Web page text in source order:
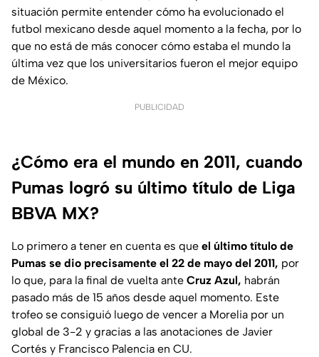
situación permite entender cómo ha evolucionado el
futbol mexicano desde aquel momento a la fecha, por lo
que no está de más conocer cómo estaba el mundo la
última vez que los universitarios fueron el mejor equipo
de México.
PUBLICIDAD
¿Cómo era el mundo en 2011, cuando
Pumas logró su último título de Liga
BBVA MX?
Lo primero a tener en cuenta es que el último título de
Pumas se dio precisamente el 22 de mayo del 2011, por
lo que, para la final de vuelta ante Cruz Azul, habrán
pasado más de 15 años desde aquel momento. Este
trofeo se consiguió luego de vencer a Morelia por un
global de 3-2 y gracias a las anotaciones de Javier
Cortés y Francisco Palencia en CU.